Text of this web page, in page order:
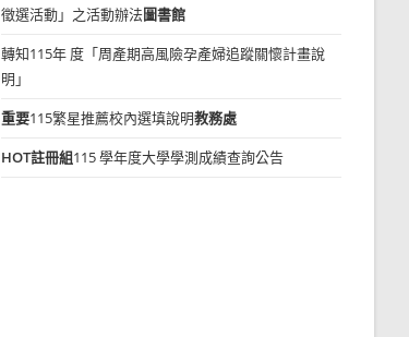
徵選活動」之活動辦法圖書館
轉知115年 度「周產期高風險孕產婦追蹤關懷計畫說
明」
重要115繁星推薦校內選填說明教務處
HOT註冊組115 學年度大學學測成績查詢公告